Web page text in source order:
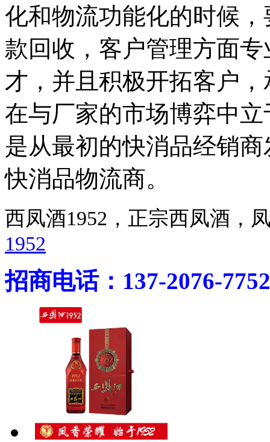
化和物流功能化的时候
款回收，客户管理方面
才，并且积极开拓客户
在与厂家的市场博弈中
是从最初的快消品经销
快消品物流商。
西凤酒1952，正宗西凤酒
1952
招商电话：137-2076-7752